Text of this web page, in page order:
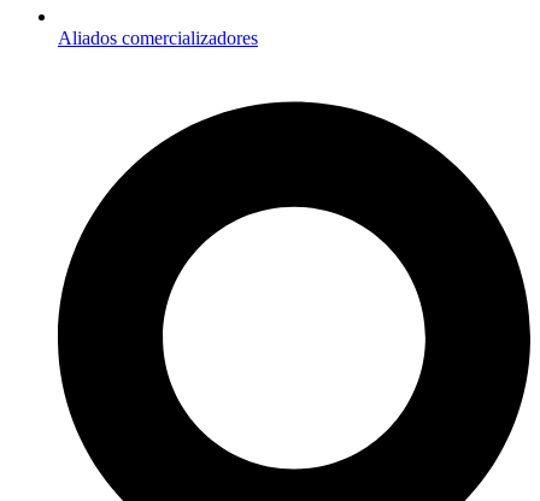
Aliados comercializadores